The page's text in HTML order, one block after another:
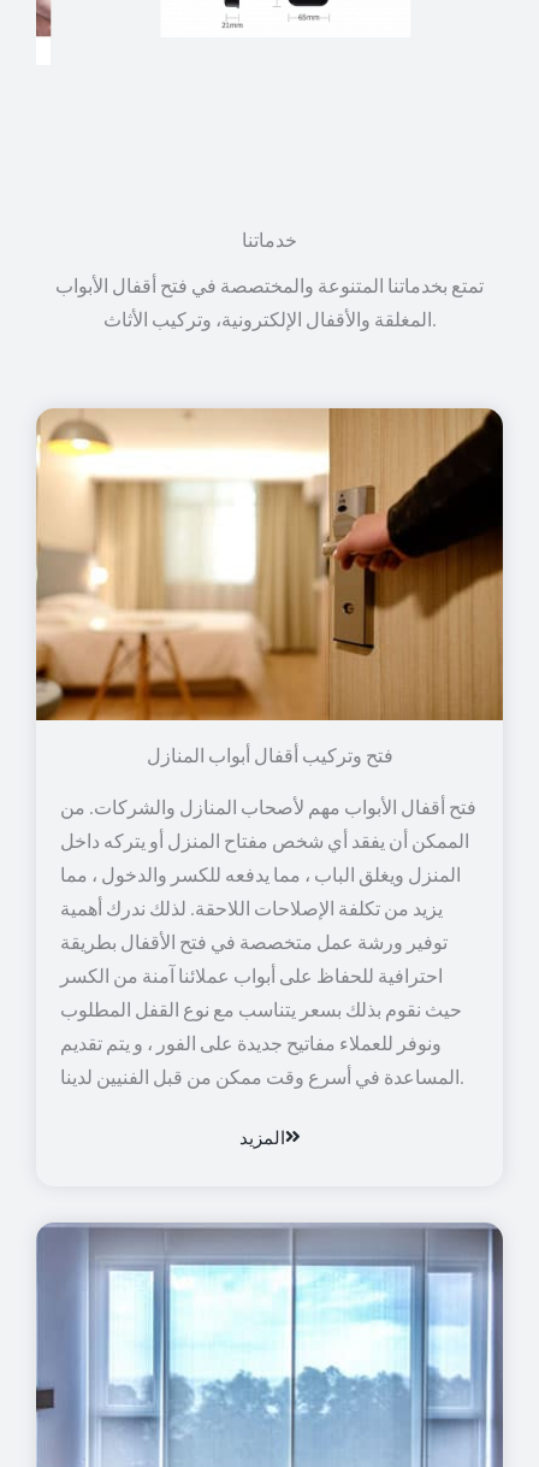
خدماتنا
تمتع بخدماتنا المتنوعة والمختصصة في فتح أقفال الأبواب
فتح وتركيب أقفال أبواب المنازل
فتح أقفال الأبواب مهم لأصحاب المنازل والشركات. من
الممكن أن يفقد أي شخص مفتاح المنزل أو يتركه داخل
المنزل ويغلق الباب ، مما يدفعه للكسر والدخول ، مما
يزيد من تكلفة الإصلاحات اللاحقة. لذلك ندرك أهمية
توفير ورشة عمل متخصصة في فتح الأقفال بطريقة
احترافية للحفاظ على أبواب عملائنا آمنة من الكسر
حيث نقوم بذلك بسعر يتناسب مع نوع القفل المطلوب
ونوفر للعملاء مفاتيح جديدة على الفور ، و يتم تقديم
المساعدة في أسرع وقت ممكن من قبل الفنيين لدينا.
المزيد